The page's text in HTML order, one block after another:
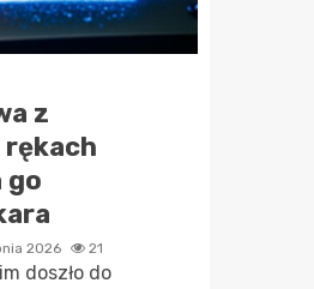
z
go
2026 21
doszło do